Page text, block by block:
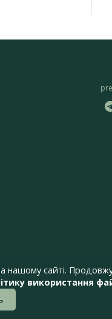
сайті.
використання